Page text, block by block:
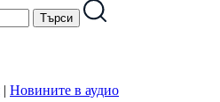
| Новините в аудио